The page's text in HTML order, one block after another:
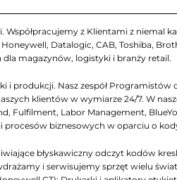
z Klientami z niemal
Datalogic, CAB, Toshiba,
magazynów, logistyki i branży retail.
produkcji. Nasz zespół
klientów w wymiarze 24/7. W
Fulfilment, Labor Management,
biznesowych w oparciu o
błyskawiczny odczyt kodów
i serwisujemy sprzęt wielu